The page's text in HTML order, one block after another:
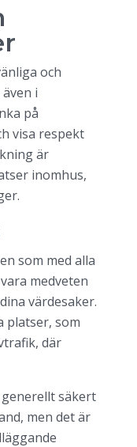
och
i
på
visa respekt
är
inomhus,
som med alla
medveten
värdesaker.
platser, som
där
säkert
men det är